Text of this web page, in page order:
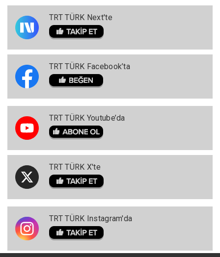
TRT TÜRK Next'te
TRT TÜRK Facebook’ta
TRT TÜRK Youtube’da
TRT TÜRK X'te
TRT TÜRK Instagram'da